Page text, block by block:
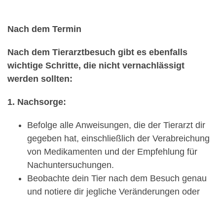
Nach dem Termin
Nach dem Tierarztbesuch gibt es ebenfalls
wichtige Schritte, die nicht vernachlässigt
werden sollten:
1. Nachsorge:
Befolge alle Anweisungen, die der Tierarzt dir
gegeben hat, einschließlich der Verabreichung
von Medikamenten und der Empfehlung für
Nachuntersuchungen.
Beobachte dein Tier nach dem Besuch genau
und notiere dir jegliche Veränderungen oder